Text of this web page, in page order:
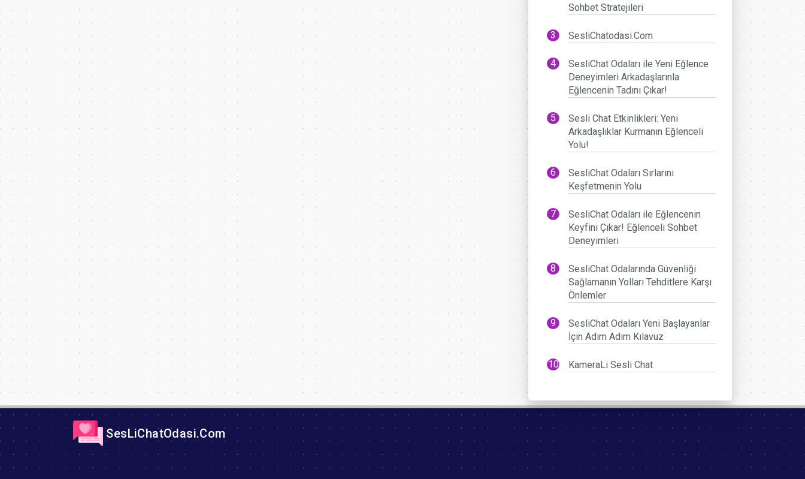
Sohbet Stratejileri
SesliChatodasi.Com
SesliChat Odaları ile Yeni Eğlence
Deneyimleri Arkadaşlarınla
Eğlencenin Tadını Çıkar!
Sesli Chat Etkinlikleri: Yeni
Arkadaşlıklar Kurmanın Eğlenceli
Yolu!
SesliChat Odaları Sırlarını
Keşfetmenin Yolu
SesliChat Odaları ile Eğlencenin
Keyfini Çıkar! Eğlenceli Sohbet
Deneyimleri
SesliChat Odalarında Güvenliği
Sağlamanın Yolları Tehditlere Karşı
Önlemler
SesliChat Odaları Yeni Başlayanlar
İçin Adım Adım Kılavuz
KameraLi Sesli Chat
SesLiChatOdasi.Com